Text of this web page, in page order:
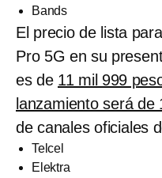
Bands
El precio de lista
Pro 5G en su
es de 11 mil 999
lanzamiento será de
de canales oficiales
Telcel
Elektra